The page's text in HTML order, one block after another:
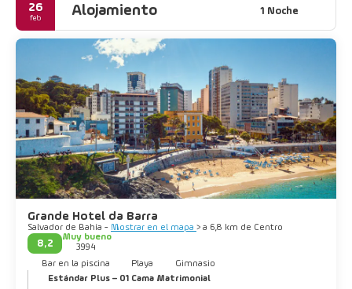
26
feb Alojamiento 1 Noche
Grande Hotel da Barra
Salvador de Bahía - Mostrar en el mapa > a 6,8 km de Centro
8,2
Muy bueno
3994
Bar en la piscina
Playa
Gimnasio
Estándar Plus – 01 Cama Matrimonial